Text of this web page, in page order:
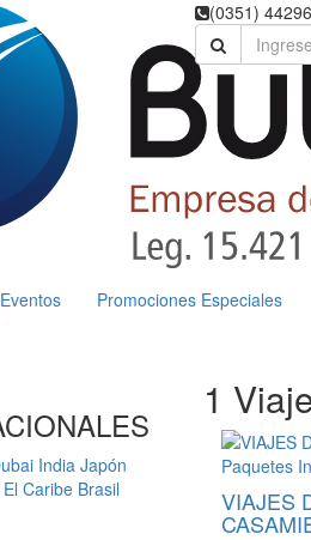
(0351)
Promociones Especiales
India Japón
El Caribe Brasil
1
VIAJES